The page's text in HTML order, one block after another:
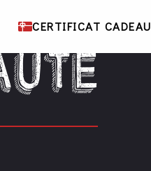
CERTIFICAT CADEAU